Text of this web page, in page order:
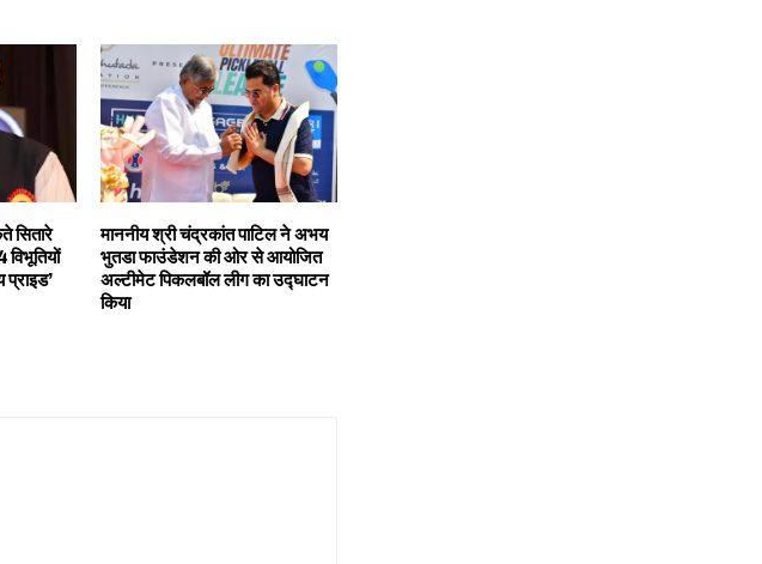
सितारे
प्राइड’
माननीय श्री चंद्रकांत पाटिल ने अभय
भुतडा फाउंडेशन की ओर से आयोजित
अल्टीमेट पिकलबॉल लीग का उद्घाटन
किया